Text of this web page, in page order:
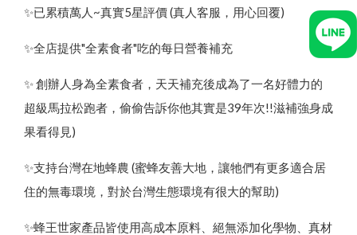
✨已累積萬人~真實5星評價 (真人客服，用心回覆)
✨全店提供"全素食者"吃的每日營養補充
✨ 創辦人身為全素食者，天天補充後成為了一名好體力的
超級馬拉松跑者，偷偷告訴你他其實是39年次!!滋補強身成
果看得見)
✨支持台灣在地蜂農 (蜜蜂友善大地，讓牠們有更多適合居
住的無毒環境，對於台灣生態環境有很大的幫助)
✨蜂王世家產品皆使用高成本原料、絕無添加化學物、真材